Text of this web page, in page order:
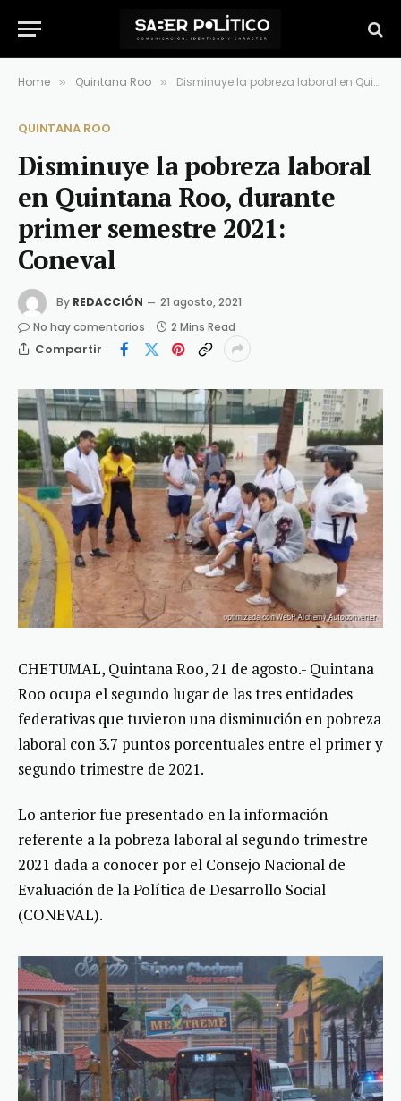
Home » Quintana Roo » Disminuye la pobreza laboral en Quintana Roo, durante primer semestre 2021: Coneval
QUINTANA ROO
Disminuye la pobreza laboral
en Quintana Roo, durante
primer semestre 2021:
Coneval
By REDACCIÓN
21 agosto, 2021
No hay comentarios
2 Mins Read
Compartir
CHETUMAL, Quintana Roo, 21 de agosto.- Quintana
Roo ocupa el segundo lugar de las tres entidades
federativas que tuvieron una disminución en pobreza
laboral con 3.7 puntos porcentuales entre el primer y
segundo trimestre de 2021.
Lo anterior fue presentado en la información
referente a la pobreza laboral al segundo trimestre
2021 dada a conocer por el Consejo Nacional de
Evaluación de la Política de Desarrollo Social
(CONEVAL).